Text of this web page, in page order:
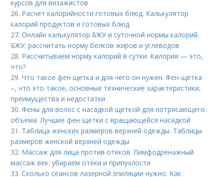
курсов для визажистов
26. Расчет калорийности готовых блюд. Калькулятор
калорий продуктов и готовых блюд
27.Онлайн калькулятор БЖУ и суточной нормы калорий.
БЖУ: рассчитать норму белков жиров и углеводов
28. Рассчитываем норму калорий в сутки. Калория — это,
что?
29.Что такое фен щетка и для чего он нужен. Фен-щетка
–, что это такое, основные технические характеристики,
преимущества и недостатки
30.Фены для волос с насадкой щеткой для потрясающего
объема. Лучшие фен-щетки с вращающейся насадкой
31. Таблица женских размеров верхней одежды. Таблицы
размеров женской верхней одежды
32. Массаж для лица против отеков. Лимфодренажный
массаж век: убираем отёки и припухлости
33.Сколько сеансов лазерной эпиляции нужно. Как